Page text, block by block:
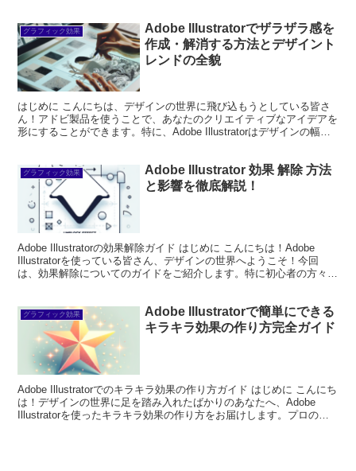
グラフィック効果
Adobe Illustratorでザラザラ感を
作成・解消する方法とデザイント
レンドの全貌
はじめに こんにちは、デザインの世界に飛び込もうとしている皆さ
ん！アドビ製品を使うことで、あなたのクリエイティブなアイデアを
形にすることができます。特に、Adobe Illustratorはデザインの幅を
グラフィック効果
Adobe Illustrator 効果 解除 方法
と影響を徹底解説！
Adobe Illustratorの効果解除ガイド はじめに こんにちは！Adobe
Illustratorを使っている皆さん、デザインの世界へようこそ！今回
は、効果解除についてのガイドをご紹介します。特に初心者の方々に
グラフィック効果
Adobe Illustratorで簡単にできる
キラキラ効果の作り方完全ガイド
Adobe Illustratorでのキラキラ効果の作り方ガイド はじめに こんにち
は！デザインの世界に足を踏み入れたばかりのあなたへ、Adobe
Illustratorを使ったキラキラ効果の作り方をお届けします。プロのデ